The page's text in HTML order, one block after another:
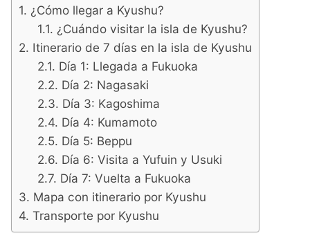
¿Cómo llegar a Kyushu?
¿Cuándo visitar la isla de Kyushu?
Itinerario de 7 días en la isla de Kyushu
Día 1: Llegada a Fukuoka
Día 2: Nagasaki
Día 3: Kagoshima
Día 4: Kumamoto
Día 5: Beppu
Día 6: Visita a Yufuin y Usuki
Día 7: Vuelta a Fukuoka
Mapa con itinerario por Kyushu
Transporte por Kyushu